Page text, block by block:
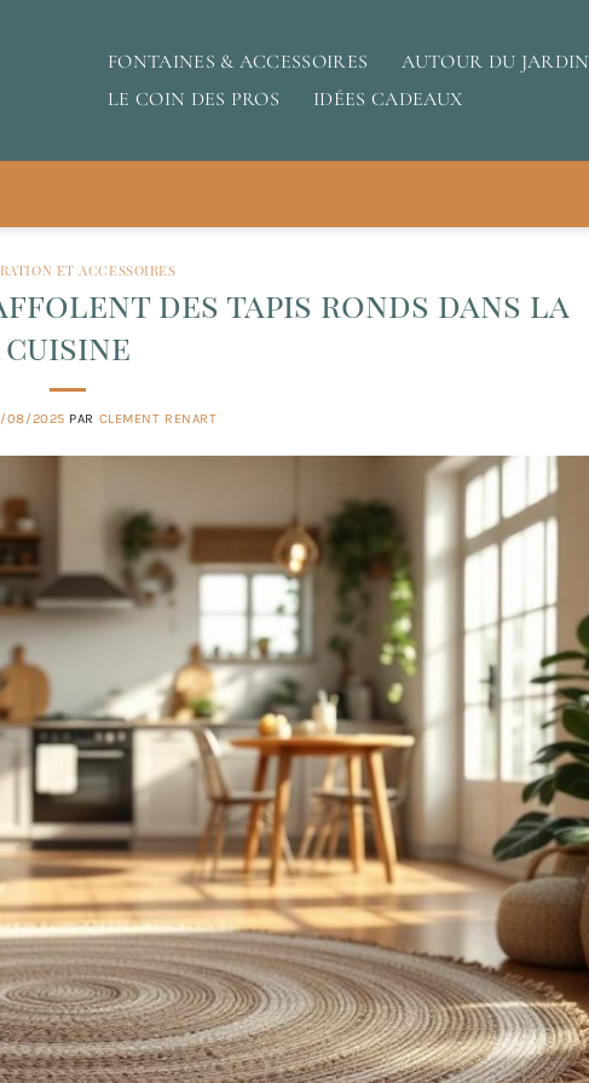
FONTAINES & ACCESSOIRES AUTOUR DU JARDIN
LE COIN DES PROS
IDÉES CADEAUX
ET ACCESSOIRES
des tapis ronds dans la
cuisine
08/2025 PAR CLEMENT RENART